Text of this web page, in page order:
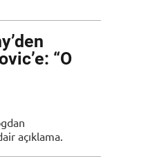
“O
açıklama.